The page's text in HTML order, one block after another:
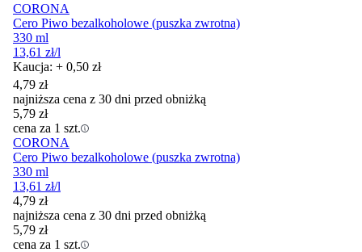
CORONA
Cero Piwo bezalkoholowe (puszka zwrotna)
330 ml
13,61 zł/l
Kaucja: + 0,50 zł
4,79 zł
najniższa cena z 30 dni przed obniżką
5,79 zł
cena za 1 szt.
CORONA
Cero Piwo bezalkoholowe (puszka zwrotna)
330 ml
13,61 zł/l
4,79 zł
najniższa cena z 30 dni przed obniżką
5,79 zł
cena za 1 szt.